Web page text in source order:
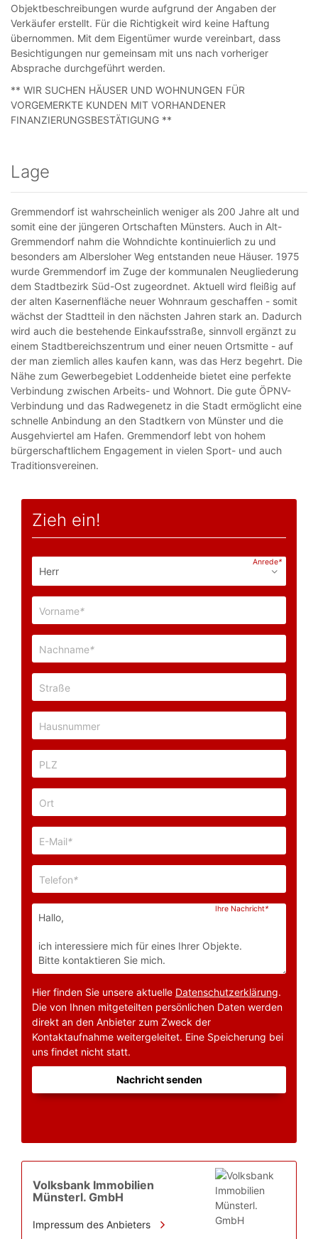
Objektbeschreibungen wurde aufgrund der Angaben der
Verkäufer erstellt. Für die Richtigkeit wird keine Haftung
übernommen. Mit dem Eigentümer wurde vereinbart, dass
Besichtigungen nur gemeinsam mit uns nach vorheriger
Absprache durchgeführt werden.
** WIR SUCHEN HÄUSER UND WOHNUNGEN FÜR
VORGEMERKTE KUNDEN MIT VORHANDENER
FINANZIERUNGSBESTÄTIGUNG **
Lage
Gremmendorf ist wahrscheinlich weniger als 200 Jahre alt und
somit eine der jüngeren Ortschaften Münsters. Auch in Alt-
Gremmendorf nahm die Wohndichte kontinuierlich zu und
besonders am Albersloher Weg entstanden neue Häuser. 1975
wurde Gremmendorf im Zuge der kommunalen Neugliederung
dem Stadtbezirk Süd-Ost zugeordnet. Aktuell wird fleißig auf
der alten Kasernenfläche neuer Wohnraum geschaffen - somit
wächst der Stadtteil in den nächsten Jahren stark an. Dadurch
wird auch die bestehende Einkaufsstraße, sinnvoll ergänzt zu
einem Stadtbereichszentrum und einer neuen Ortsmitte - auf
der man ziemlich alles kaufen kann, was das Herz begehrt. Die
Nähe zum Gewerbegebiet Loddenheide bietet eine perfekte
Verbindung zwischen Arbeits- und Wohnort. Die gute ÖPNV-
Verbindung und das Radwegenetz in die Stadt ermöglicht eine
schnelle Anbindung an den Stadtkern von Münster und die
Ausgehviertel am Hafen. Gremmendorf lebt von hohem
bürgerschaftlichem Engagement in vielen Sport- und auch
Traditionsvereinen.
Zieh ein!
Anrede*
Vorname*
Nachname*
Straße
Hausnummer
PLZ
Ort
E-Mail*
Telefon*
Ihre Nachricht*
Hier finden Sie unsere aktuelle Datenschutzerklärung.
Die von Ihnen mitgeteilten persönlichen Daten werden
direkt an den Anbieter zum Zweck der
Kontaktaufnahme weitergeleitet. Eine Speicherung bei
uns findet nicht statt.
Nachricht senden
Volksbank Immobilien
Münsterl. GmbH
Impressum des Anbieters